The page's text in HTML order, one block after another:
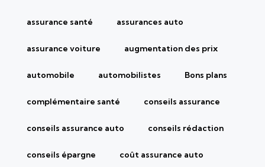
assurance santé assurances auto
assurance voiture augmentation des prix
automobile automobilistes Bons plans
complémentaire santé conseils assurance
conseils assurance auto conseils rédaction
conseils épargne coût assurance auto